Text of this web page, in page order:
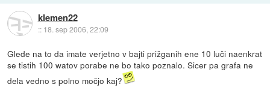
klemen22
:: 18. sep 2006, 22:09
Glede na to da imate verjetno v bajti prižganih ene 10 luči naenkrat
se tistih 100 watov porabe ne bo tako poznalo. Sicer pa grafa ne
dela vedno s polno močjo kaj?